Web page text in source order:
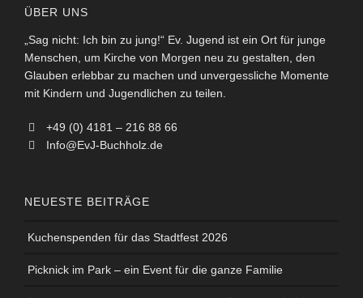
ÜBER UNS
„Sag nicht: Ich bin zu jung!“ Ev. Jugend ist ein Ort für junge
Menschen, um Kirche von Morgen neu zu gestalten, den
Glauben erlebbar zu machen und unvergessliche Momente
mit Kindern und Jugendlichen zu teilen.
+49 (0) 4181 – 216 88 66
Info@EvJ-Buchholz.de
NEUESTE BEITRÄGE
Kuchenspenden für das Stadtfest 2026
Picknick im Park – ein Event für die ganze Familie